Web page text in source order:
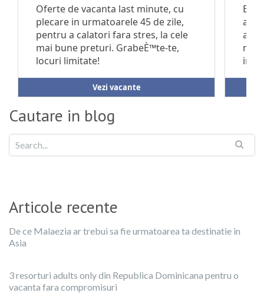
Cautare in blog
Articole recente
De ce Malaezia ar trebui sa fie urmatoarea ta destinatie in
Asia
3 resorturi adults only din Republica Dominicana pentru o
vacanta fara compromisuri